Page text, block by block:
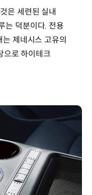
은 세련된 실내
는 덕분이다. 전용
제네시스 고유의
으로 하이테크